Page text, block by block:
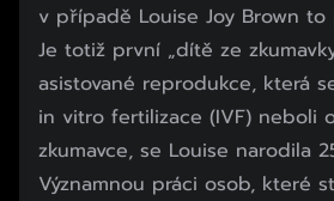
v případě Louise Joy Brown
Je totiž první „dítě ze
asistované reprodukce, která
in vitro fertilizace (IVF) neboli
zkumavce, se Louise narodila
Významnou práci osob, které